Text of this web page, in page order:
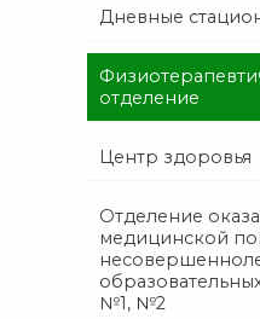
Дневные
отделение
Центр здоровья
Отделение
медицинской
№1, №2